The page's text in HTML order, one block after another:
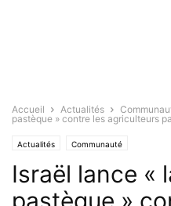
Accueil Actualités
pastèque » contre les agriculteurs
Actualités Communauté
Israël lance «